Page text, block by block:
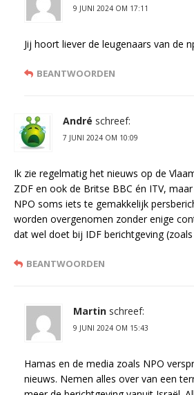
9 JUNI 2024 OM 17:11
Jij hoort liever de leugenaars van de
BEANTWOORDEN
André schreef:
7 JUNI 2024 OM 10:09
Ik zie regelmatig het nieuws op de
ZDF en ook de Britse BBC én ITV,
NPO soms iets te gemakkelijk
worden overgenomen zonder enige
dat wel doet bij IDF berichtgeving
BEANTWOORDEN
Martin schreef:
9 JUNI 2024 OM 15:43
Hamas en de media zoals NPO
nieuws. Nemen alles over van een